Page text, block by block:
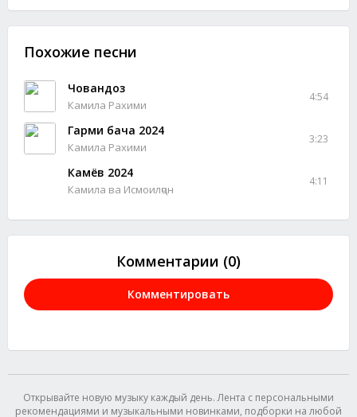
Похожие песни
Човандоз
Камила Рахими
4:54
Гарми бача 2024
Камила Рахими
3:23
Камёв 2024
Камила ва Исмоилҷон
4:11
Комментарии (0)
Комментировать
Открывайте новую музыку каждый день. Лента с персональными
рекомендациями и музыкальными новинками, подборки на любой